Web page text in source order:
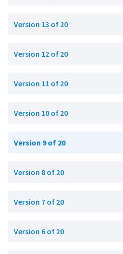
Version 13 of 20
Version 12 of 20
Version 11 of 20
Version 10 of 20
Version 9 of 20
Version 8 of 20
Version 7 of 20
Version 6 of 20